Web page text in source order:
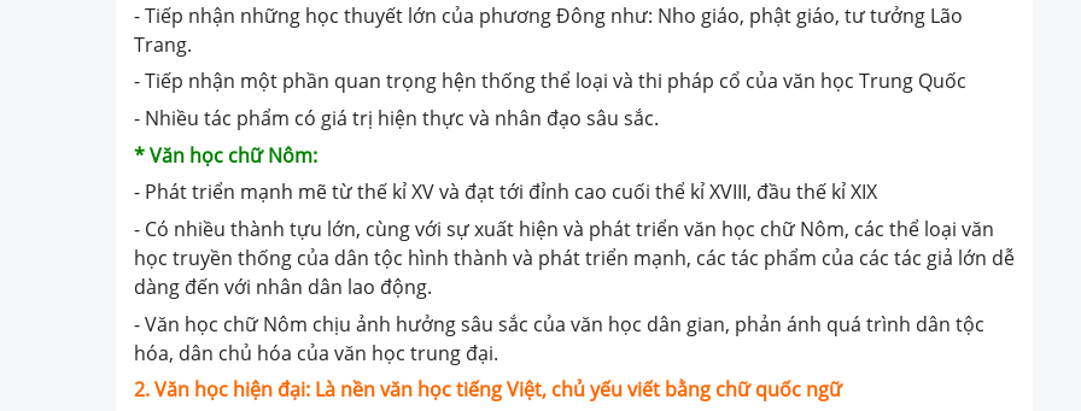
- Tiếp nhận những học thuyết lớn của phương Đông như: Nho giáo, phật giáo, tư tưởng Lão
Trang.
- Tiếp nhận một phần quan trọng hện thống thể loại và thi pháp cổ của văn học Trung Quốc
- Nhiều tác phẩm có giá trị hiện thực và nhân đạo sâu sắc.
* Văn học chữ Nôm:
- Phát triển mạnh mẽ từ thế kỉ XV và đạt tới đỉnh cao cuối thể kỉ XVIII, đầu thế kỉ XIX
- Có nhiều thành tựu lớn, cùng với sự xuất hiện và phát triển văn học chữ Nôm, các thể loại văn
học truyền thống của dân tộc hình thành và phát triển mạnh, các tác phẩm của các tác giả lớn dễ
dàng đến với nhân dân lao động.
- Văn học chữ Nôm chịu ảnh hưởng sâu sắc của văn học dân gian, phản ánh quá trình dân tộc
hóa, dân chủ hóa của văn học trung đại.
2. Văn học hiện đại: Là nền văn học tiếng Việt, chủ yếu viết bằng chữ quốc ngữ